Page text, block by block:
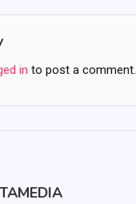
in to post a comment.